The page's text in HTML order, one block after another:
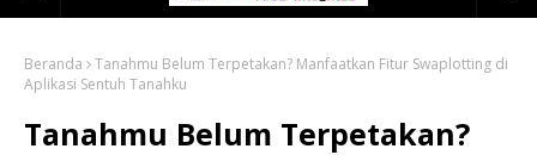
Beranda
Tanahmu Belum Terpetakan? Manfaatkan Fitur Swaplotting di
Aplikasi Sentuh Tanahku
Tanahmu Belum Terpetakan?